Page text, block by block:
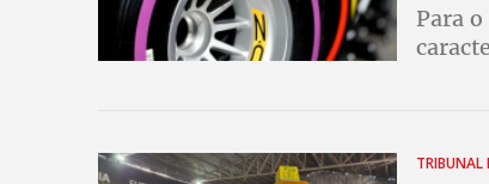
Para
TRIBUNAL